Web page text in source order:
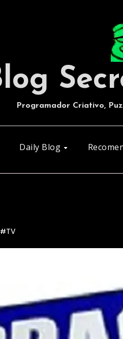
Programador Criativo,
Daily Blog
#TV